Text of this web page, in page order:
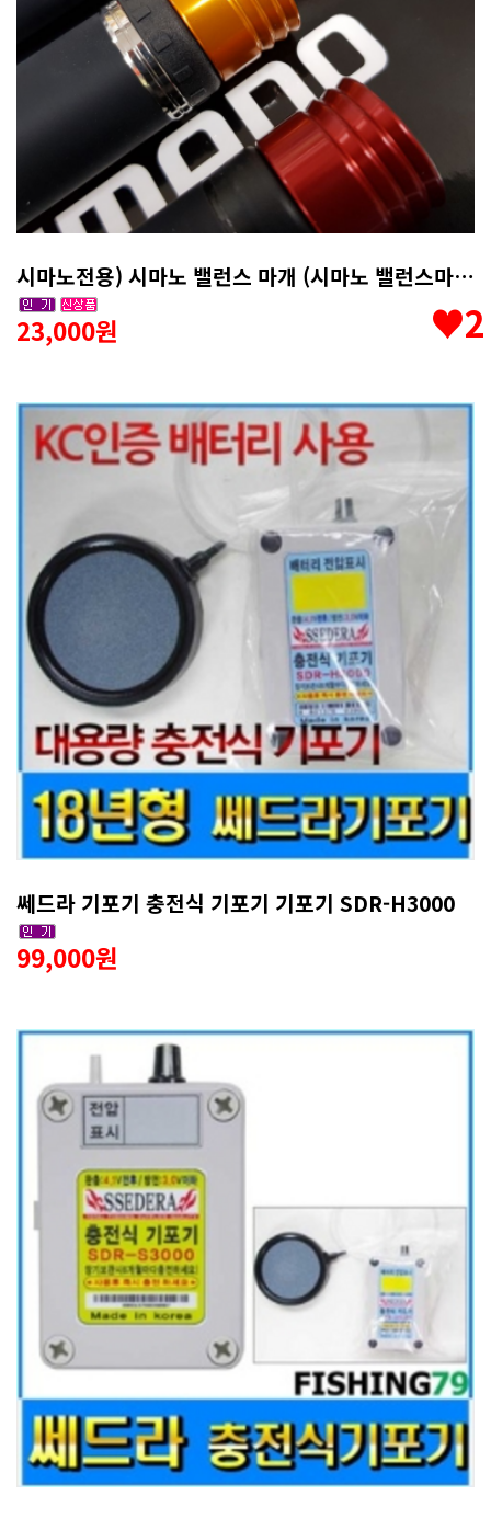
시마노전용) 시마노 밸런스 마개 (시마노 밸런스마게)
23,000원 ♥2
쎄드라 기포기 충전식 기포기 기포기 SDR-H3000
99,000원